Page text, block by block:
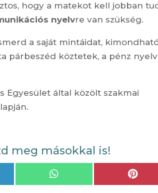
hogy a matekot kell jobban
nyelvre van szükség.
a saját mintáidat,
párbeszéd köztetek, a pénz
Egyesület által közölt szakmai
meg másokkal is!
Share